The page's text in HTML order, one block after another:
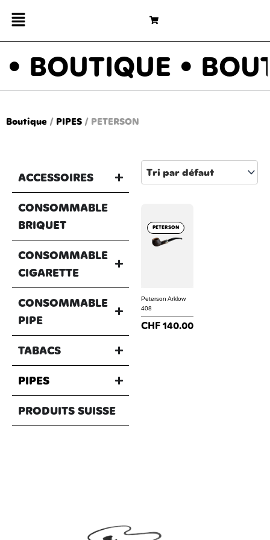
contenu
Menu Panier
BOUTIQUE •
Boutique / PIPES / PETERSON
ACCESSOIRES
CONSOMMABLE
BRIQUET
CONSOMMABLE
CIGARETTE
CONSOMMABLE
PIPE
TABACS
PIPES
PRODUITS SUISSE
PETERSON
Peterson Arklow
408
CHF140.00